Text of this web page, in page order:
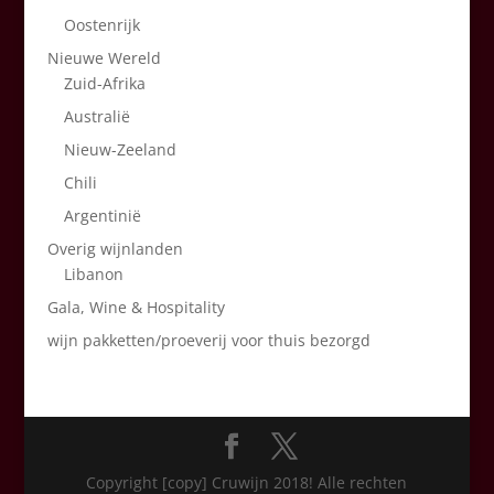
Oostenrijk
Nieuwe Wereld
Zuid-Afrika
Australië
Nieuw-Zeeland
Chili
Argentinië
Overig wijnlanden
Libanon
Gala, Wine & Hospitality
wijn pakketten/proeverij voor thuis bezorgd
Copyright [copy] Cruwijn 2018! Alle rechten